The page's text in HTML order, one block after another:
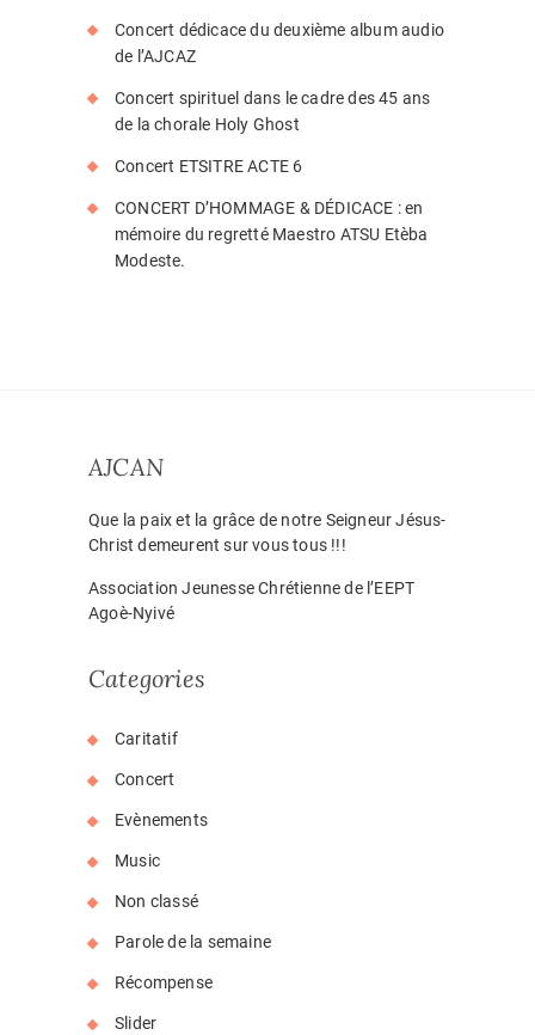
Concert dédicace du deuxième album audio
de l’AJCAZ
Concert spirituel dans le cadre des 45 ans
de la chorale Holy Ghost
Concert ETSITRE ACTE 6
CONCERT D’HOMMAGE & DÉDICACE : en
mémoire du regretté Maestro ATSU Etèba
Modeste.
AJCAN
Que la paix et la grâce de notre Seigneur Jésus-
Christ demeurent sur vous tous !!!
Association Jeunesse Chrétienne de l’EEPT
Agoè-Nyivé
Categories
Caritatif
Concert
Evènements
Music
Non classé
Parole de la semaine
Récompense
Slider